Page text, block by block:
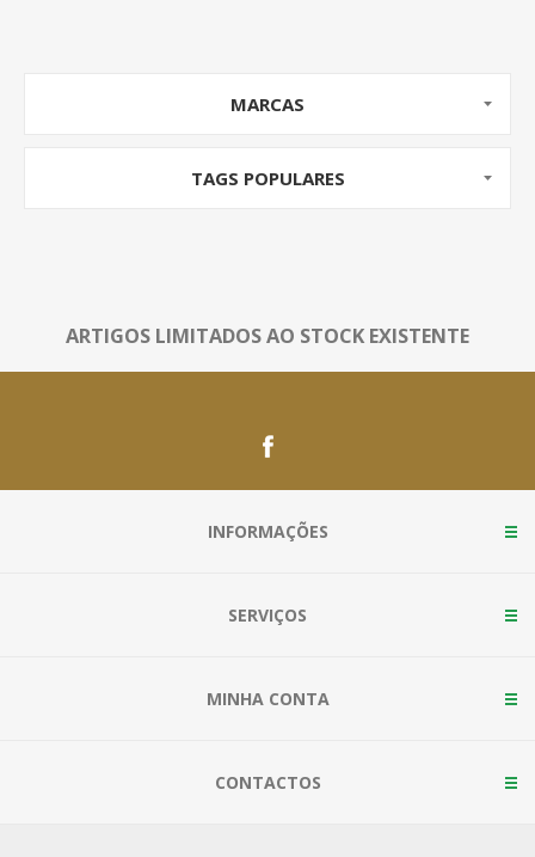
MARCAS
TAGS POPULARES
ARTIGOS LIMITADOS AO STOCK EXISTENTE
INFORMAÇÕES
SERVIÇOS
MINHA CONTA
CONTACTOS